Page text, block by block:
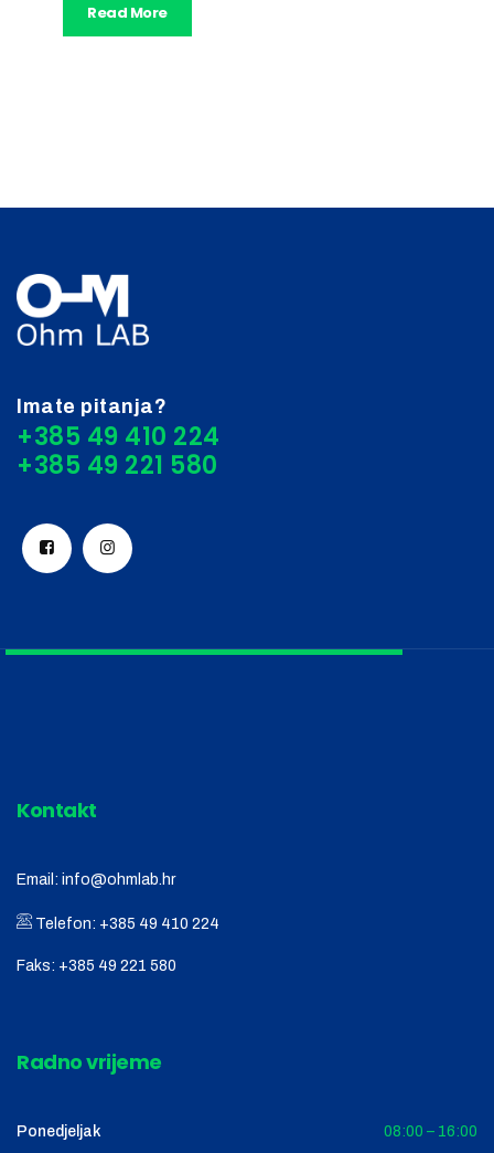
Read More
Imate pitanja?
+385 49 410 224
Kontakt
Email: info@ohmlab.hr
Telefon: +385 49 410 224
Faks: +385 49 221 580
Radno vrijeme
Ponedjeljak 08:00 – 16:00